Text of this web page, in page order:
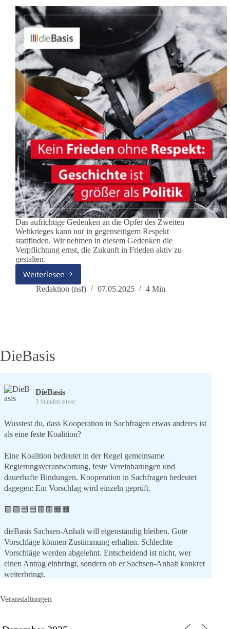
Das aufrichtige Gedenken an die Opfer des Zweiten
Weltkrieges kann nur in gegenseitigem Respekt
stattfinden. Wir nehmen in diesem Gedenken die
Verpflichtung ernst, die Zukunft in Frieden aktiv zu
gestalten.
Weiterlesen
Gedenken
an
–
Für
und
Versöhnung!
Redaktion (nsf) 07.05.2025 4 Min
DieBasis
DieBasis
3 Stunden zuvor
Wusstest du, dass Kooperation in Sachfragen etwas anderes ist
als eine feste Koalition?
Eine Koalition bedeutet in der Regel gemeinsame
Regierungsverantwortung, feste Vereinbarungen und
dauerhafte Bindungen. Kooperation in Sachfragen bedeutet
dagegen: Ein Vorschlag wird einzeln geprüft.
🟩🟩🟦🟦🟥🟥🟧🟧
dieBasis Sachsen-Anhalt will eigenständig bleiben. Gute
Vorschläge können Zustimmung erhalten. Schlechte
Vorschläge werden abgelehnt. Entscheidend ist nicht, wer
einen Antrag einbringt, sondern ob er Sachsen-Anhalt konkret
weiterbringt.
Ablehnung. Keine politische Verschmelzung.
Veranstaltungen